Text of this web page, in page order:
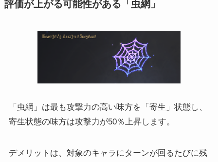
評価が上がる可能性がある「虫網」
「虫網」は最も攻撃力の高い味方を「寄生」状態し、
寄生状態の味方は攻撃力が50％上昇します。
デメリットは、対象のキャラにターンが回るたびに残